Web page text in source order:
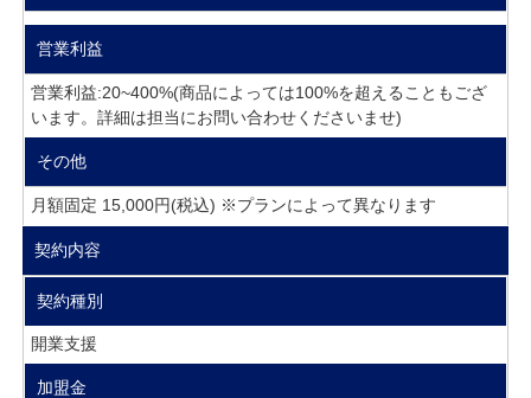
営業利益
営業利益:20~400%(商品によっては100%を超えることもござ
います。詳細は担当にお問い合わせくださいませ)
その他
月額固定 15,000円(税込) ※プランによって異なります
契約内容
契約種別
開業支援
加盟金